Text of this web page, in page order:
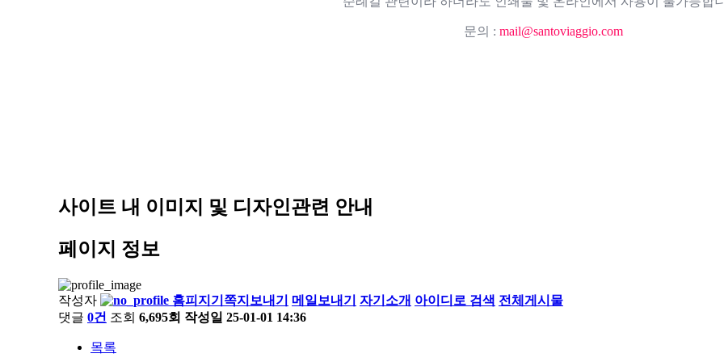
문의 : mail@santoviaggio.com
사이트 내 이미지 및 디자인관련 안내
페이지 정보
작성자 홈피지기 쪽지보내기 메일보내기 자기소개 아이디로 검색 전체게시물
댓글 0건 조회 6,695회 작성일 25-01-01 14:36
목록